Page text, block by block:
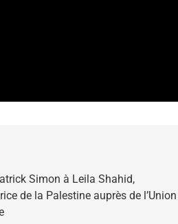
Simon à Leila Shahid,
de la Palestine auprès de l’Union
JE REVENDIQUE MA